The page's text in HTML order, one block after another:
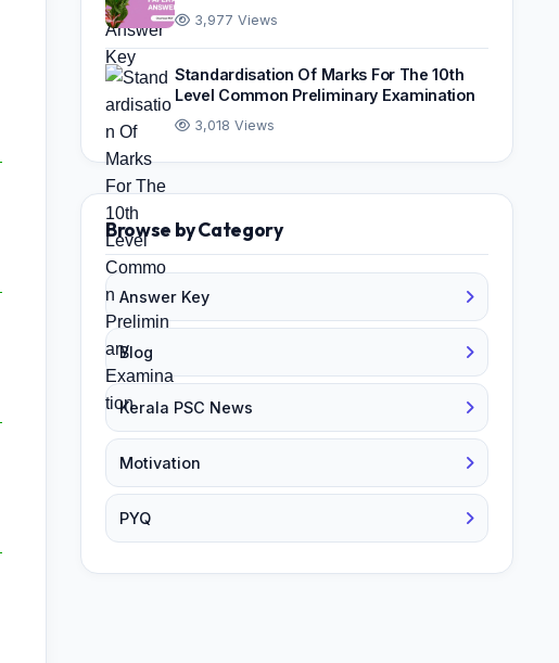
3,977 Views
Standardisation Of Marks For The 10th
Level Common Preliminary Examination
3,018 Views
Browse by Category
Answer Key
Blog
Kerala PSC News
Motivation
PYQ